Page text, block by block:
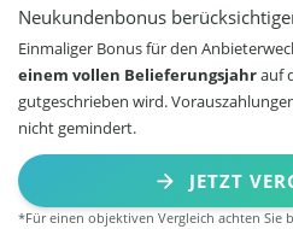
Neukundenbonus
Einmaliger Bonus für den
einem vollen Belieferungsjahrauf
gutgeschrieben wird.
nicht gemindert.
JETZT
*Für einen objektiven Vergleich achten Sie